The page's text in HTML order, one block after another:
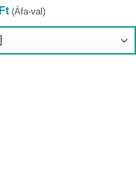
FtÁrtartomány:
420Ft
-
754Ft
(Áfa-val)